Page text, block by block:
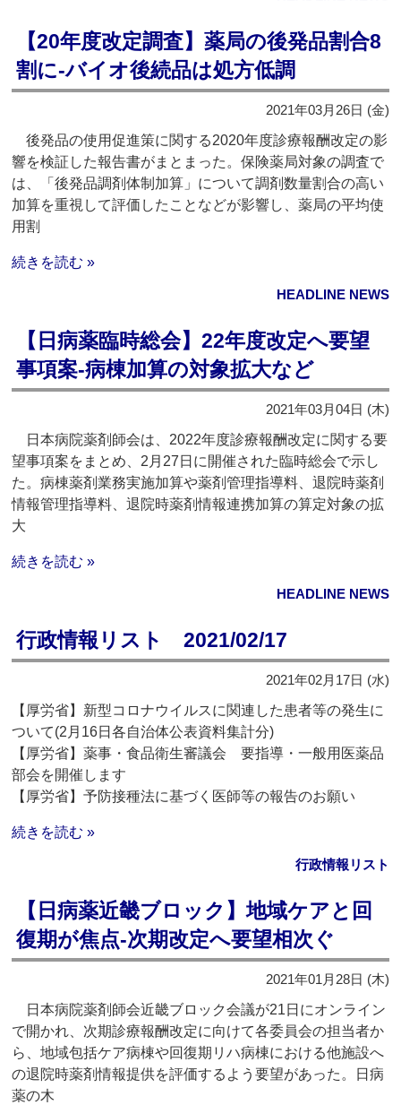
【20年度改定調査】薬局の後発品割合8
割に‐バイオ後続品は処方低調
2021年03月26日 (金)
後発品の使用促進策に関する2020年度診療報酬改定の影
響を検証した報告書がまとまった。保険薬局対象の調査で
は、「後発品調剤体制加算」について調剤数量割合の高い
加算を重視して評価したことなどが影響し、薬局の平均使
用割
続きを読む »
HEADLINE NEWS
【日病薬臨時総会】22年度改定へ要望
事項案‐病棟加算の対象拡大など
2021年03月04日 (木)
日本病院薬剤師会は、2022年度診療報酬改定に関する要
望事項案をまとめ、2月27日に開催された臨時総会で示し
た。病棟薬剤業務実施加算や薬剤管理指導料、退院時薬剤
情報管理指導料、退院時薬剤情報連携加算の算定対象の拡
大
続きを読む »
HEADLINE NEWS
行政情報リスト 2021/02/17
2021年02月17日 (水)
【厚労省】新型コロナウイルスに関連した患者等の発生に
ついて(2月16日各自治体公表資料集計分)
【厚労省】薬事・食品衛生審議会 要指導・一般用医薬品
部会を開催します
【厚労省】予防接種法に基づく医師等の報告のお願い
続きを読む »
行政情報リスト
【日病薬近畿ブロック】地域ケアと回
復期が焦点‐次期改定へ要望相次ぐ
2021年01月28日 (木)
日本病院薬剤師会近畿ブロック会議が21日にオンライン
で開かれ、次期診療報酬改定に向けて各委員会の担当者か
ら、地域包括ケア病棟や回復期リハ病棟における他施設へ
の退院時薬剤情報提供を評価するよう要望があった。日病
薬の木